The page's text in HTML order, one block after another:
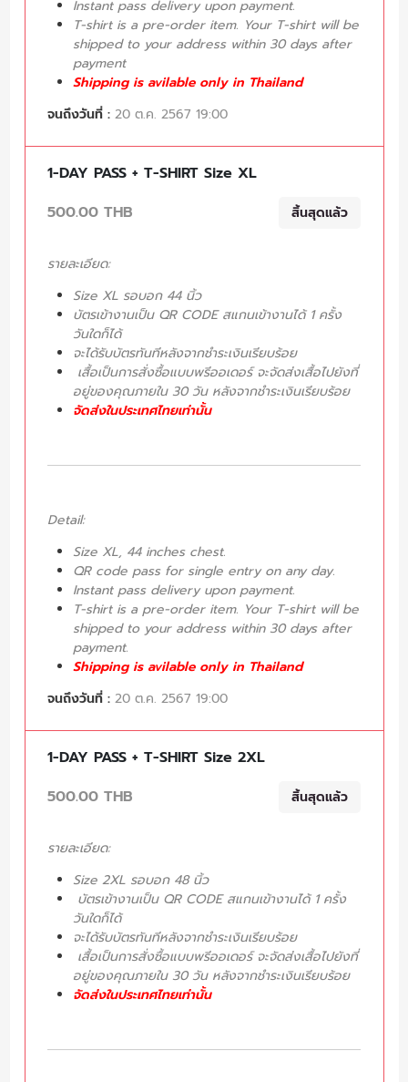
Instant pass delivery upon payment.
T-shirt is a pre-order item. Your T-shirt will be
shipped to your address within 30 days after
payment
Shipping is avilable only in Thailand
จนถึงวันที่ : 20 ต.ค. 2567 19:00
1-DAY PASS + T-SHIRT Size XL
500.00 THB
สิ้นสุดแล้ว
รายละเอียด:
Size XL รอบอก 44 นิ้ว
บัตรเข้างานเป็น QR CODE สแกนเข้างานได้ 1 ครั้ง
วันใดก็ได้
จะได้รับบัตรทันทีหลังจากชำระเงินเรียบร้อย
เสื้อเป็นการสั่งซื้อแบบพรีออเดอร์ จะจัดส่งเสื้อไปยังที่
อยู่ของคุณภายใน 30 วัน หลังจากชำระเงินเรียบร้อย
จัดส่งในประเทศไทยเท่านั้น
Detail:
Size XL, 44 inches chest.
QR code pass for single entry on any day.
Instant pass delivery upon payment.
T-shirt is a pre-order item. Your T-shirt will be
shipped to your address within 30 days after
payment.
Shipping is avilable only in Thailand
จนถึงวันที่ : 20 ต.ค. 2567 19:00
1-DAY PASS + T-SHIRT Size 2XL
500.00 THB
สิ้นสุดแล้ว
รายละเอียด:
Size 2XL รอบอก 48 นิ้ว
บัตรเข้างานเป็น QR CODE สแกนเข้างานได้ 1 ครั้ง
วันใดก็ได้
จะได้รับบัตรทันทีหลังจากชำระเงินเรียบร้อย
เสื้อเป็นการสั่งซื้อแบบพรีออเดอร์ จะจัดส่งเสื้อไปยังที่
อยู่ของคุณภายใน 30 วัน หลังจากชำระเงินเรียบร้อย
จัดส่งในประเทศไทยเท่านั้น